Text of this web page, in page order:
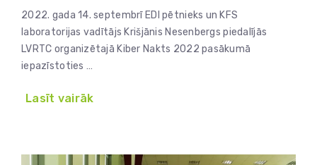
2022. gada 14. septembrī EDI pētnieks un KFS
laboratorijas vadītājs Krišjānis Nesenbergs piedalījās
LVRTC organizētajā Kiber Nakts 2022 pasākumā
iepazīstoties …
Lasīt vairāk